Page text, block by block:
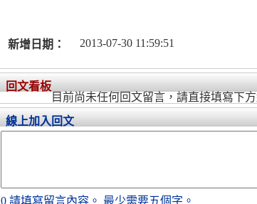
新增日期： 2013-07-30 11:59:51
回文看板
目前尚未任何回文留言，請直接填寫下
線上加入回文
0 請填寫留言內容。 最少需要五個字。